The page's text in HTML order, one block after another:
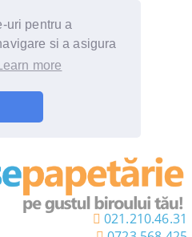
uri pentru a
si a asigura
Learn more
021.210.46.31